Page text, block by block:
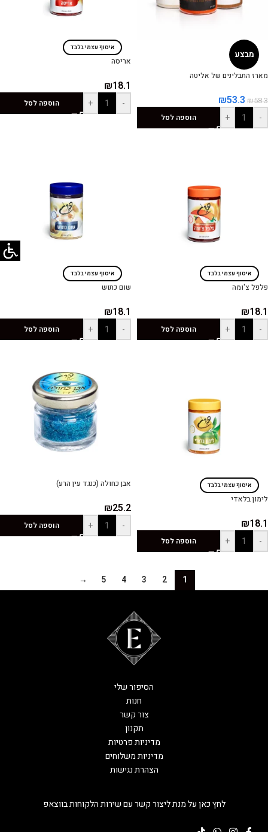
מבצע
מארז התבלינים של אליטה
₪58.3
₪53.3
-
+ הוספה לסל
איסוף עצמי בלבד
אריסה
₪18.1
-
+ הוספה לסל
איסוף עצמי בלבד
פלפל צ'ומה
₪18.1
-
+ הוספה לסל
איסוף עצמי בלבד
שום כתוש
₪18.1
-
+ הוספה לסל
איסוף עצמי בלבד
לימון בלאדי
₪18.1
-
+ הוספה לסל
אבן כחולה (כנגד עין הרע)
₪25.2
-
+ הוספה לסל
1
2
3
4
5
→
לחץ כאן על מנת ליצור קשר עם שירות הלקוחות בווצאפ
הסיפור שלי
חנות
צור קשר
תקנון
מדיניות פרטיות
מדיניות משלוחים
הצהרת נגישות